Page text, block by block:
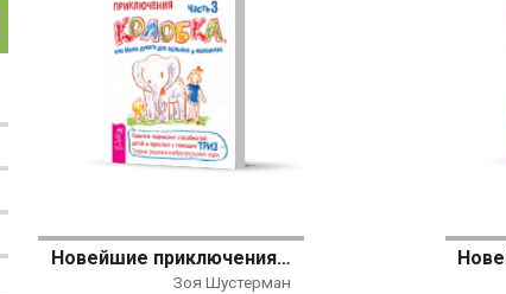
Новейшие приключения Колобка, или Наука думать для больших и маленьких. Часть 3
Зоя Шустерман